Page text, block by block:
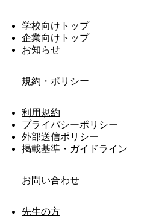
学校向けトップ
企業向けトップ
お知らせ
規約・ポリシー
利用規約
プライバシーポリシー
外部送信ポリシー
掲載基準・ガイドライン
お問い合わせ
先生の方